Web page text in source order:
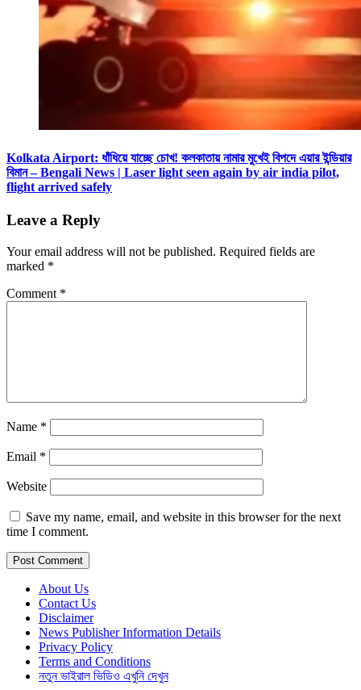
Kolkata Airport: ধাঁধিয়ে যাচ্ছে চোখ! কলকাতায় নামার মুখেই বিপদে এয়ার ইন্ডিয়ার
বিমান – Bengali News | Laser light seen again by air india pilot,
flight arrived safely
Leave a Reply
Your email address will not be published. Required fields are
marked *
Comment *
Name *
Email *
Website
Save my name, email, and website in this browser for the next
time I comment.
About Us
Contact Us
Disclaimer
News Publisher Information Details
Privacy Policy
Terms and Conditions
নতুন ভাইরাল ভিডিও এখুনি দেখুন